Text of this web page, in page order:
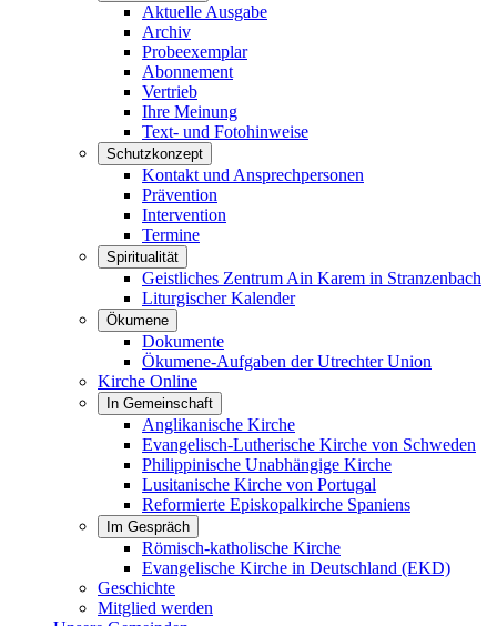
Aktuelle Ausgabe
Archiv
Probeexemplar
Abonnement
Vertrieb
Ihre Meinung
Text- und Fotohinweise
Schutzkonzept
Kontakt und Ansprechpersonen
Prävention
Intervention
Termine
Spiritualität
Geistliches Zentrum Ain Karem in Stranzenbach
Liturgischer Kalender
Ökumene
Dokumente
Ökumene-Aufgaben der Utrechter Union
Kirche Online
In Gemeinschaft
Anglikanische Kirche
Evangelisch-Lutherische Kirche von Schweden
Philippinische Unabhängige Kirche
Lusitanische Kirche von Portugal
Reformierte Episkopalkirche Spaniens
Im Gespräch
Römisch-katholische Kirche
Evangelische Kirche in Deutschland (EKD)
Geschichte
Mitglied werden